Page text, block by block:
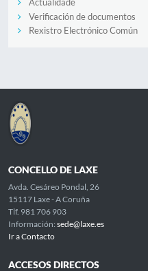
Actualidade
Verificación de documentos
Rexistro Electrónico Común
CONCELLO DE LAXE
Avda. Cesáreo Pondal, 26
15117 Laxe - A Coruña
Tlf. 981 706 903
Información: sede@laxe.es
Ir a Contacto
ACCESOS DIRECTOS